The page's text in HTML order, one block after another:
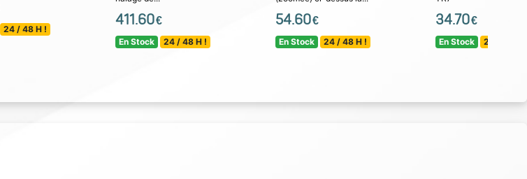
24 / 48 H !
411.60€
En Stock 24 / 48 H !
54.60€
En Stock 24 / 48 H !
34.70€
En Stock 24 / 48 H !